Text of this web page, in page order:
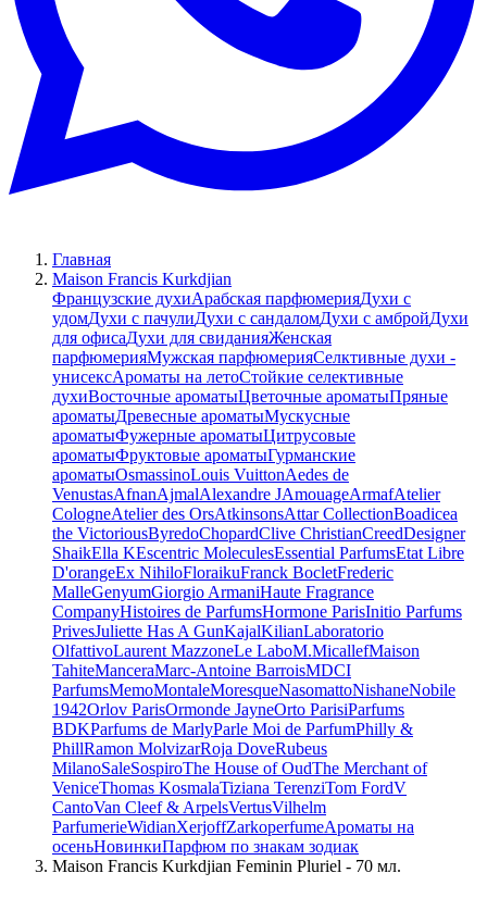
Главная
Maison Francis Kurkdjian
Французские духиАрабская парфюмерияДухи с
удомДухи с пачулиДухи с сандаломДухи с амбройДухи
для офисаДухи для свиданияЖенская
парфюмерияМужская парфюмерияСелктивные духи -
унисексАроматы на летоСтойкие селективные
духиВосточные ароматыЦветочные ароматыПряные
ароматыДревесные ароматыМускусные
ароматыФужерные ароматыЦитрусовые
ароматыФруктовые ароматыГурманские
ароматыOsmassinoLouis VuittonAedes de
VenustasAfnanAjmalAlexandre JAmouageArmafAtelier
CologneAtelier des OrsAtkinsonsAttar CollectionBoadicea
the VictoriousByredoChopardClive ChristianCreedDesigner
ShaikElla KEscentric MoleculesEssential ParfumsEtat Libre
D'orangeEx NihiloFloraikuFranck BocletFrederic
MalleGenyumGiorgio ArmaniHaute Fragrance
CompanyHistoires de ParfumsHormone ParisInitio Parfums
PrivesJuliette Has A GunKajalKilianLaboratorio
OlfattivoLaurent MazzoneLe LaboM.MicallefMaison
TahiteManceraMarc-Antoine BarroisMDCI
ParfumsMemoMontaleMoresqueNasomattoNishaneNobile
1942Orlov ParisOrmonde JayneOrto ParisiParfums
BDKParfums de MarlyParle Moi de ParfumPhilly &
PhillRamon MolvizarRoja DoveRubeus
MilanoSaleSospiroThe House of OudThe Merchant of
VeniceThomas KosmalaTiziana TerenziTom FordV
CantoVan Cleef & ArpelsVertusVilhelm
ParfumerieWidianXerjoffZarkoperfumeАроматы на
осеньНовинкиПарфюм по знакам зодиак
Maison Francis Kurkdjian Feminin Pluriel - 70 мл.